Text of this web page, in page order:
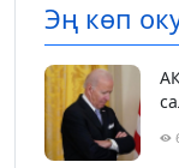
Эң көп